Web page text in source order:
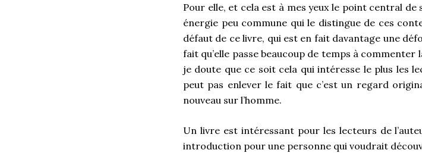
Pour elle, et cela est à mes yeux le point central
énergie peu commune qui le distingue de ces
défaut de ce livre, qui est en fait davantage une
fait qu’elle passe beaucoup de temps à
je doute que ce soit cela qui intéresse le plus les
peut pas enlever le fait que c’est un regard
nouveau sur l’homme.
Un livre est intéressant pour les lecteurs de
introduction pour une personne qui voudrait